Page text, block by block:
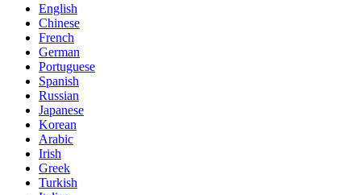
English
Chinese
French
German
Portuguese
Spanish
Russian
Japanese
Korean
Arabic
Irish
Greek
Turkish